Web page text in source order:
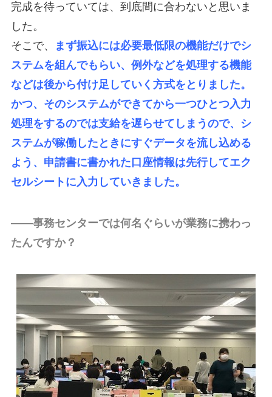
完成を待っていては、到底間に合わないと思いま
した。
そこで、
まず振込には必要最低限の機能だけでシ
ステムを組んでもらい、例外などを処理する機能
などは後から付け足していく方式をとりました。
かつ、そのシステムができてから一つひとつ入力
処理をするのでは支給を遅らせてしまうので、シ
ステムが稼働したときにすぐデータを流し込める
よう、申請書に書かれた口座情報は先行してエク
セルシートに入力していきました。
――事務センターでは何名ぐらいが業務に携わっ
たんですか？